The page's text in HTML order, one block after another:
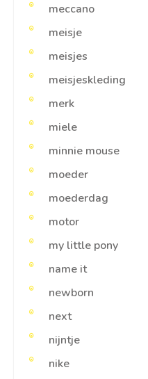
meccano
meisje
meisjes
meisjeskleding
merk
miele
minnie mouse
moeder
moederdag
motor
my little pony
name it
newborn
next
nijntje
nike